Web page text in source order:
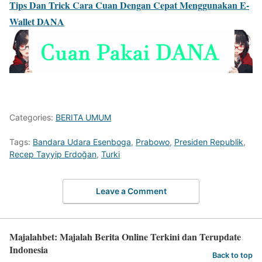
Tips Dan Trick Cara Cuan Dengan Cepat Menggunakan E-
Wallet DANA
Categories: BERITA UMUM
Tags: Bandara Udara Esenboga, Prabowo, Presiden Republik,
Recep Tayyip Erdoğan, Turki
Leave a Comment
Majalahbet: Majalah Berita Online Terkini dan Terupdate
Indonesia
Back to top